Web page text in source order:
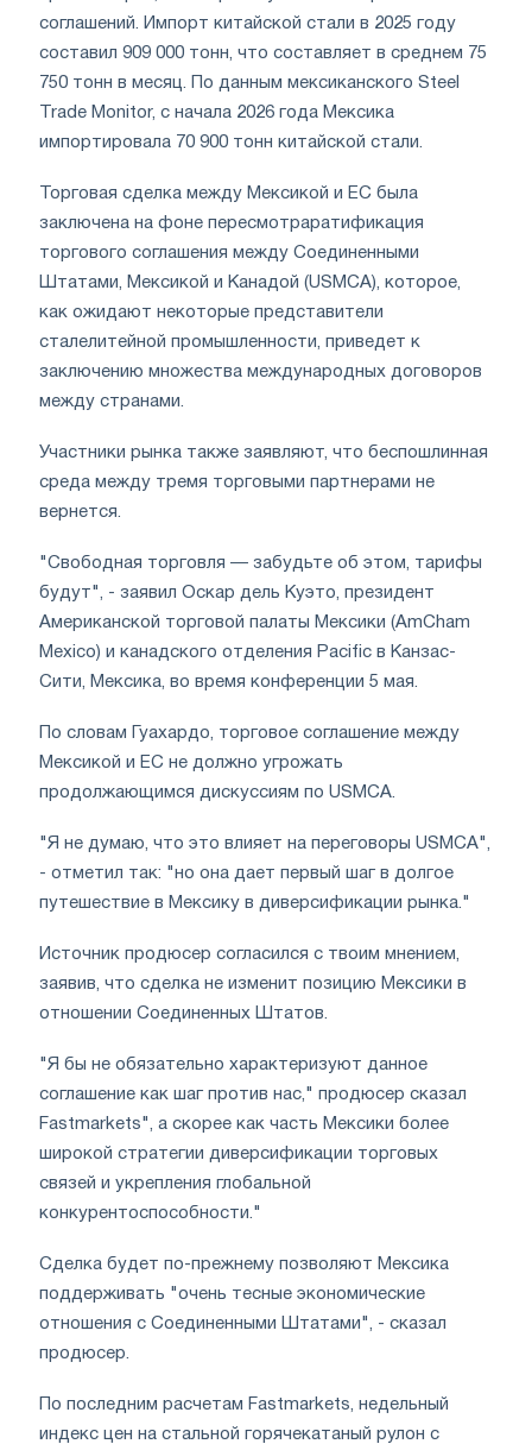
соглашений. Импорт китайской стали в 2025 году
составил 909 000 тонн, что составляет в среднем 75
750 тонн в месяц. По данным мексиканского Steel
Trade Monitor, с начала 2026 года Мексика
импортировала 70 900 тонн китайской стали.
Торговая сделка между Мексикой и ЕС была
заключена на фоне пересмотраратификация
торгового соглашения между Соединенными
Штатами, Мексикой и Канадой (USMCA), которое,
как ожидают некоторые представители
сталелитейной промышленности, приведет к
заключению множества международных договоров
между странами.
Участники рынка также заявляют, что беспошлинная
среда между тремя торговыми партнерами не
вернется.
"Свободная торговля — забудьте об этом, тарифы
будут", - заявил Оскар дель Куэто, президент
Американской торговой палаты Мексики (AmCham
Mexico) и канадского отделения Pacific в Канзас-
Сити, Мексика, во время конференции 5 мая.
По словам Гуахардо, торговое соглашение между
Мексикой и ЕС не должно угрожать
продолжающимся дискуссиям по USMCA.
"Я не думаю, что это влияет на переговоры USMCA",
- отметил так: "но она дает первый шаг в долгое
путешествие в Мексику в диверсификации рынка."
Источник продюсер согласился с твоим мнением,
заявив, что сделка не изменит позицию Мексики в
отношении Соединенных Штатов.
"Я бы не обязательно характеризуют данное
соглашение как шаг против нас," продюсер сказал
Fastmarkets", а скорее как часть Мексики более
широкой стратегии диверсификации торговых
связей и укрепления глобальной
конкурентоспособности."
Сделка будет по-прежнему позволяют Мексика
поддерживать "очень тесные экономические
отношения с Соединенными Штатами", - сказал
продюсер.
По последним расчетам Fastmarkets, недельный
индекс цен на стальной горячекатаный рулон с